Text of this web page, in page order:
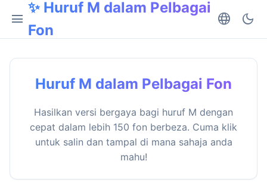
menu
✨ Huruf M dalam Pelbagai
Fon
language dark_mode
Huruf M dalam Pelbagai Fon
Hasilkan versi bergaya bagi huruf M dengan
cepat dalam lebih 150 fon berbeza. Cuma klik
untuk salin dan tampal di mana sahaja anda
mahu!